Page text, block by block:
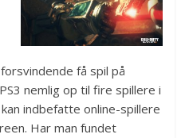
få spil på
nemlig op til fire spillere i
indbefatte online-spillere
Har man fundet